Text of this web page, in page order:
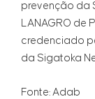
prevenção da
LANAGRO de
credenciado
da Sigatoka
Fonte: Adab